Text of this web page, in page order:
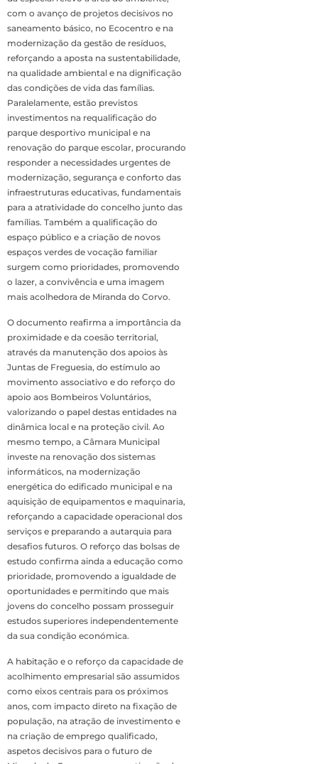
com o avanço de projetos decisivos no
saneamento básico, no Ecocentro e na
modernização da gestão de resíduos,
reforçando a aposta na sustentabilidade,
na qualidade ambiental e na dignificação
das condições de vida das famílias.
Paralelamente, estão previstos
investimentos na requalificação do
parque desportivo municipal e na
renovação do parque escolar, procurando
responder a necessidades urgentes de
modernização, segurança e conforto das
infraestruturas educativas, fundamentais
para a atratividade do concelho junto das
famílias. Também a qualificação do
espaço público e a criação de novos
espaços verdes de vocação familiar
surgem como prioridades, promovendo
o lazer, a convivência e uma imagem
mais acolhedora de Miranda do Corvo.
O documento reafirma a importância da
proximidade e da coesão territorial,
através da manutenção dos apoios às
Juntas de Freguesia, do estímulo ao
movimento associativo e do reforço do
apoio aos Bombeiros Voluntários,
valorizando o papel destas entidades na
dinâmica local e na proteção civil. Ao
mesmo tempo, a Câmara Municipal
investe na renovação dos sistemas
informáticos, na modernização
energética do edificado municipal e na
aquisição de equipamentos e maquinaria,
reforçando a capacidade operacional dos
serviços e preparando a autarquia para
desafios futuros. O reforço das bolsas de
estudo confirma ainda a educação como
prioridade, promovendo a igualdade de
oportunidades e permitindo que mais
jovens do concelho possam prosseguir
estudos superiores independentemente
da sua condição económica.
A habitação e o reforço da capacidade de
acolhimento empresarial são assumidos
como eixos centrais para os próximos
anos, com impacto direto na fixação de
população, na atração de investimento e
na criação de emprego qualificado,
aspetos decisivos para o futuro de